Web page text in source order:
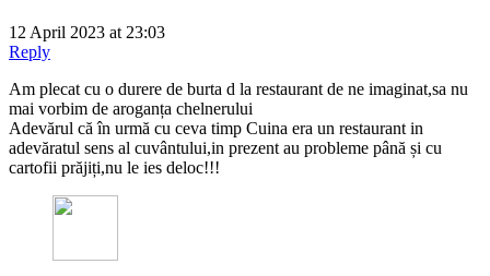
12 April 2023 at 23:03
Reply
Am plecat cu o durere de burta d la restaurant de ne imaginat,sa nu
mai vorbim de aroganța chelnerului
Adevărul că în urmă cu ceva timp Cuina era un restaurant in
adevăratul sens al cuvântului,in prezent au probleme până și cu
cartofii prăjiți,nu le ies deloc!!!